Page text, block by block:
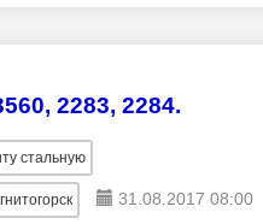
2283, 2284.
стальную
31.08.2017 08:00